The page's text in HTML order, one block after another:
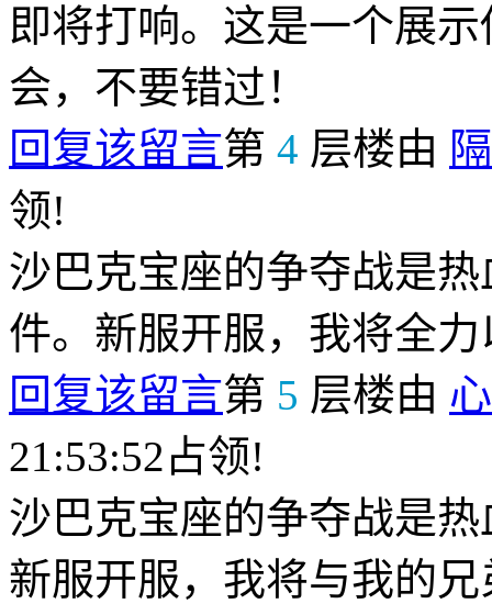
即将打响。这是一个展
会，不要错过！
回复该留言第 4 层楼由
领!
沙巴克宝座的争夺战是
件。新服开服，我将全
回复该留言第 5 层楼由
21:53:52占领!
沙巴克宝座的争夺战是
新服开服，我将与我的